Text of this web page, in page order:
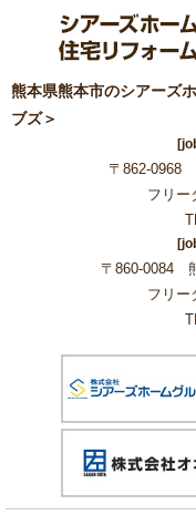
熊本県熊本市のシアーズ
ブズ＞
〒862-0968
フリー
〒860-0084
フリー